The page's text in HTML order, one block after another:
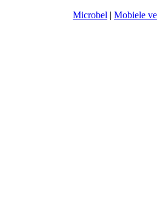
Microbel | Mobiele